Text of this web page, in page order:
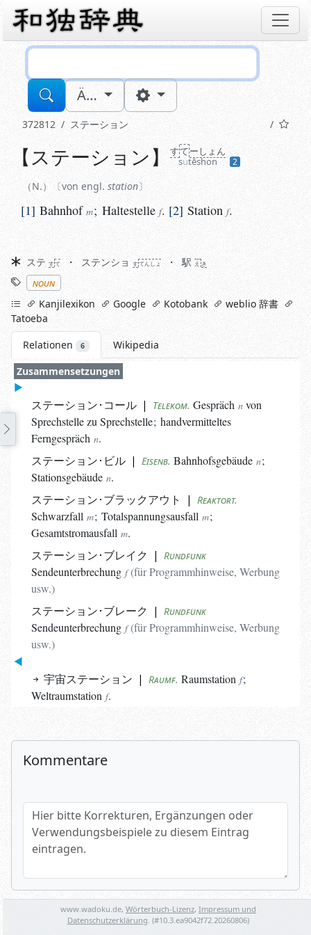
Ä…
372812 ステーション
N. von engl.station
Bahnhof Haltestelle
【ステーション】 すてーしょん
sutēshon 2
N. von engl. station
1 Bahnhofm; Haltestelle f. 2 Station f.
Synonyme
ステ すて ステンショ すてんしょ 駅 え き
Stichworte
noun
linksKanjilexikon Google Kotobank
weblio 辞書
Tatoeba
Relationen
6
Wikipedia
Zusammensetzungen
ステーション･コール | Telekom. Gespräch n von
Sprechstelle zu Sprechstelle; handvermitteltes
Ferngespräch n.
ステーション･ビル | Eisenb. Bahnhofsgebäude n;
Stationsgebäude n.
ステーション･ブラックアウト | Reaktort.
Schwarzfall m; Totalspannungsausfall m;
Gesamtstromausfall m.
ステーション･ブレイク | Rundfunk
Sendeunterbrechung f (für Programmhinweise, Werbung
usw.)
ステーション･ブレーク | Rundfunk
Sendeunterbrechung f (für Programmhinweise, Werbung
usw.)
宇宙ステーション | Raumf. Raumstation f;
Weltraumstation f.
Kommentare
Hier bitte Korrekturen, Ergänzungen oder
Name (optional)
www.wadoku.de, Wörterbuch-Lizenz, Impressum und
Datenschutzerklärung. (#10.3.ea9042f72.20260806)